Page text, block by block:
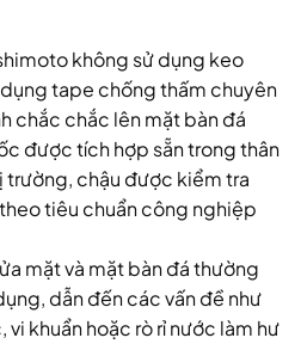
không sử dụng keo
tape chống thấm chuyên
chắc chắc lên mặt bàn đá
được tích hợp sẵn trong thân
trường, chậu được kiểm tra
tiêu chuẩn công nghiệp
mặt và mặt bàn đá thường
dẫn đến các vấn đề như
khuẩn hoặc rò rỉ nước làm hư